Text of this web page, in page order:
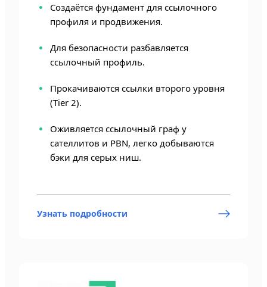
Создаётся фундамент для ссылочного
профиля и продвижения.
Для безопасности разбавляется
ссылочный профиль.
Прокачиваются ссылки второго уровня
(Tier 2).
Оживляется ссылочный граф у
сателлитов и PBN, легко добываются
бэки для серых ниш.
Узнать подробности